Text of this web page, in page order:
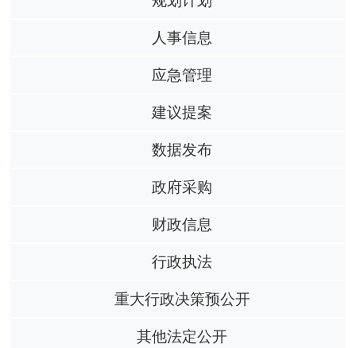
人事信息
应急管理
建议提案
数据发布
政府采购
财政信息
行政执法
重大行政决策预公开
其他法定公开